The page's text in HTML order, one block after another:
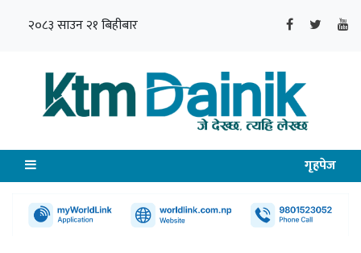
२०८३ साउन २१ बिहीबार
गृहपेज